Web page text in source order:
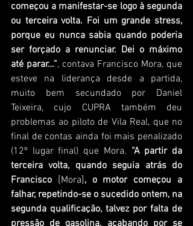
começou a manifestar-se logo à segunda
ou terceira volta. Foi um grande stress,
porque eu nunca sabia quando poderia
ser forçado a renunciar. Dei o máximo
até parar…”, contava Francisco Mora, que
esteve na liderança desde a partida,
muito bem secundado por Daniel
Teixeira, cujo CUPRA também deu
problemas ao piloto de Vila Real, que no
final de contas ainda foi mais penalizado
(12º lugar final) que Mora. “A partir da
terceira volta, quando seguia atrás do
Francisco [Mora], o motor começou a
falhar, repetindo-se o sucedido ontem, na
segunda qualificação, talvez por falta de